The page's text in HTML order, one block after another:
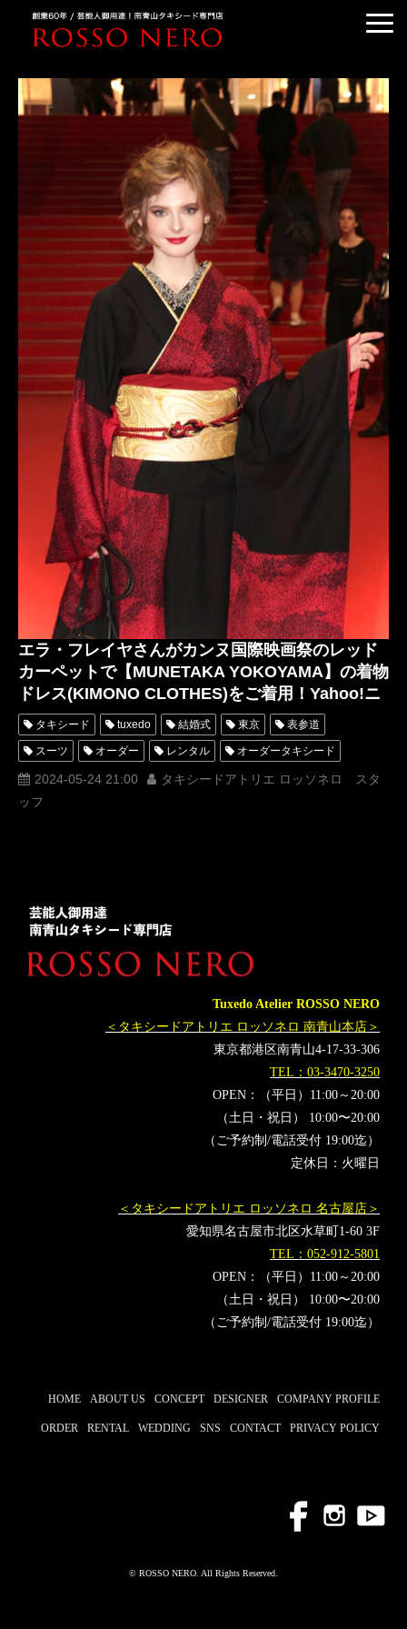
TUXEDO RENTAL
TUXEDO RANKING
KIMONO DRESS
CUSTOMER'S VOICE
COLUMN &BLOG
ABOUT US
ACCESS
エラ・フレイヤさんがカンヌ国際映画祭のレッド
カーペットで【MUNETAKA YOKOYAMA】の着物
ドレス(KIMONO CLOTHES)をご着用！Yahoo!ニ
ュースに掲載！
タキシード tuxedo 結婚式 東京 表参道
スーツ オーダー レンタル オーダータキシード
レンタルタキシード ロッソネロ 人気 購入
レッドカーペット
タキシードレンタル東京
オーダータキシード横浜
KIMONO CLOTHES エラ・フレイヤ
2024-05-24 21:00
タキシードアトリエ ロッソネロ スタ
ッフ
Tuxedo Atelier ROSSO NERO
＜タキシードアトリエ ロッソネロ 南青山本店＞
東京都港区南青山4-17-33-306
TEL：03-3470-3250
OPEN：（平日）11:00～20:00
（土日・祝日） 10:00〜20:00
（ご予約制/電話受付 19:00迄）
定休日：火曜日
＜タキシードアトリエ ロッソネロ 名古屋店＞
愛知県名古屋市北区水草町1-60 3F
TEL：052-912-5801
OPEN：（平日）11:00～20:00
（土日・祝日） 10:00〜20:00
（ご予約制/電話受付 19:00迄）
HOME ABOUT US CONCEPT DESIGNER COMPANY PROFILE
ORDER RENTAL WEDDING SNS CONTACT PRIVACY POLICY
© ROSSO NERO. All Rights Reserved.